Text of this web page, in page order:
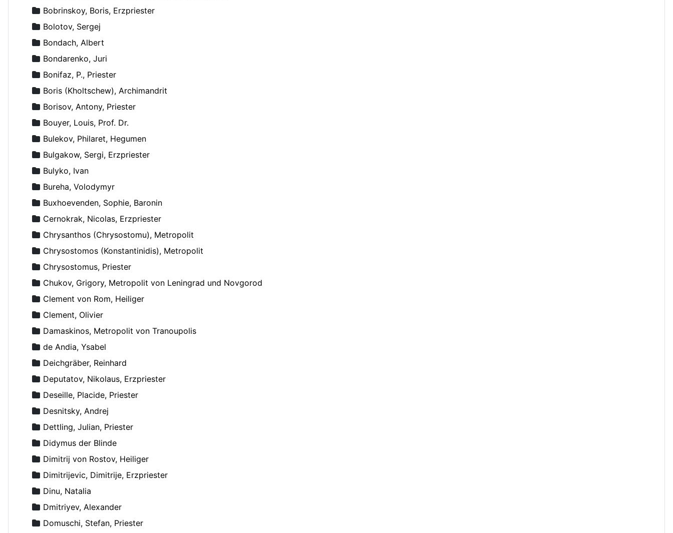
Bobrinskoy, Boris, Erzpriester
Bolotov, Sergej
Bondach, Albert
Bondarenko, Juri
Bonifaz, P., Priester
Boris (Kholtschew), Archimandrit
Borisov, Antony, Priester
Bouyer, Louis, Prof. Dr.
Bulekov, Philaret, Hegumen
Bulgakow, Sergi, Erzpriester
Bulyko, Ivan
Bureha, Volodymyr
Buxhoevenden, Sophie, Baronin
Cernokrak, Nicolas, Erzpriester
Chrysanthos (Chrysostomu), Metropolit
Chrysostomos (Konstantinidis), Metropolit
Chrysostomus, Priester
Chukov, Grigory, Metropolit von Leningrad und Novgorod
Clement von Rom, Heiliger
Clement, Olivier
Damaskinos, Metropolit von Tranoupolis
de Andia, Ysabel
Deichgräber, Reinhard
Deputatov, Nikolaus, Erzpriester
Deseille, Placide, Priester
Desnitsky, Andrej
Dettling, Julian, Priester
Didymus der Blinde
Dimitrij von Rostov, Heiliger
Dimitrijevic, Dimitrije, Erzpriester
Dinu, Natalia
Dmitriyev, Alexander
Domuschi, Stefan, Priester